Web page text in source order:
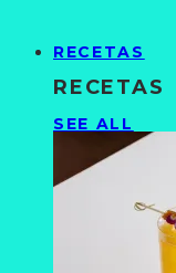
RECETAS
RECETAS
SEE ALL